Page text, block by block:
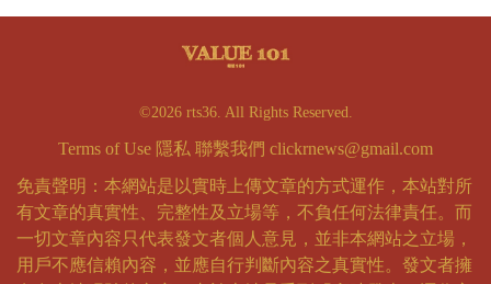
©2026 rts36. All Rights Reserved.
Terms of Use 隱私 聯繫我們 clickrnews@gmail.com
免責聲明：本網站是以實時上傳文章的方式運作，本站對所
有文章的真實性、完整性及立場等，不負任何法律責任。而
一切文章內容只代表發文者個人意見，並非本網站之立場，
用戶不應信賴內容，並應自行判斷內容之真實性。發文者擁